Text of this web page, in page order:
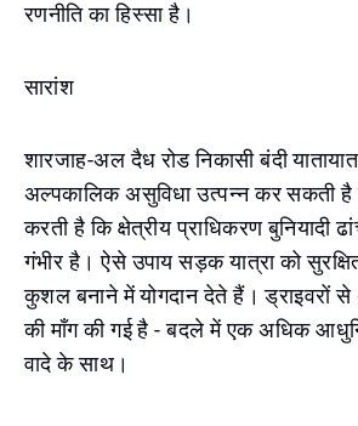
रणनीति का हिस्सा है।
सारांश
शारजाह-अल दैध रोड निकासी बंदी
अल्पकालिक असुविधा उत्पन्न कर सकती है
करती है कि क्षेत्रीय प्राधिकरण बुनियादी
गंभीर है। ऐसे उपाय सड़क यात्रा को
कुशल बनाने में योगदान देते हैं। ड्राइवरों
की माँग की गई है - बदले में एक अधिक
वादे के साथ।